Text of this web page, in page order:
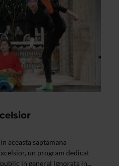
aceasta saptamana
un program dedicat
in general ignorata in...